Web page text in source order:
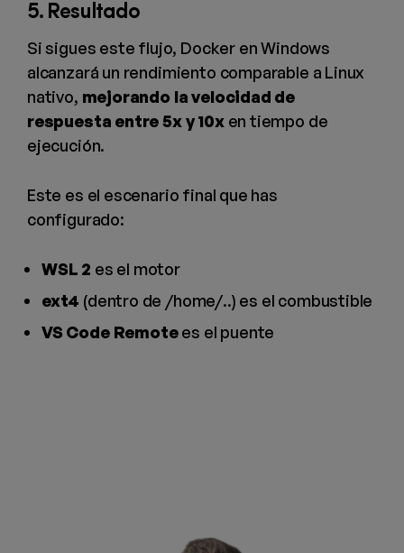
5. Resultado
Si sigues este flujo, Docker en Windows
alcanzará un rendimiento comparable a Linux
nativo, mejorando la velocidad de
respuesta entre 5x y 10xen tiempo de
ejecución.
Este es el escenario final que has
configurado:
WSL 2 es el motor
ext4 (dentro de /home/..) es el combustible
VS Code Remotees el puente